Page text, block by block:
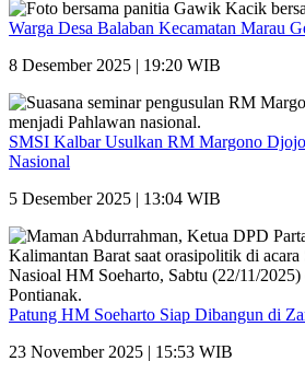
Warga Desa Balaban Kecamatan Marau
8 Desember 2025 | 19:20 WIB
SMSI Kalbar Usulkan RM Margono
Nasional
5 Desember 2025 | 13:04 WIB
Patung HM Soeharto Siap Dibangun di
23 November 2025 | 15:53 WIB